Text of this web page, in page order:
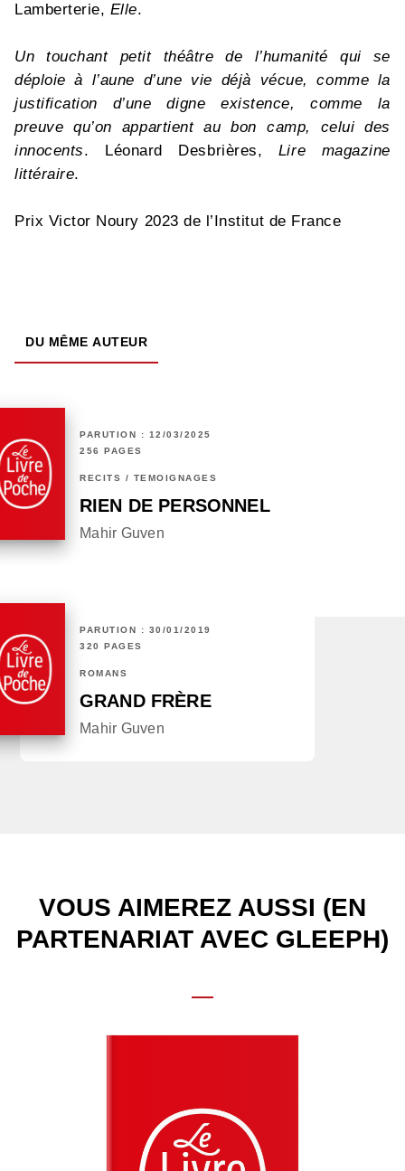
Lamberterie, Elle.
Un touchant petit théâtre de l’humanité qui se
déploie à l’aune d’une vie déjà vécue, comme la
justification d’une digne existence, comme la
preuve qu’on appartient au bon camp, celui des
innocents. Léonard Desbrières, Lire magazine
littéraire.
Prix Victor Noury 2023 de l’Institut de France
DU MÊME AUTEUR
PARUTION : 12/03/2025
256 PAGES
RÉCITS / TÉMOIGNAGES
RIEN DE PERSONNEL
Mahir Guven
PARUTION : 30/01/2019
320 PAGES
ROMANS
GRAND FRÈRE
Mahir Guven
VOUS AIMEREZ AUSSI (EN
PARTENARIAT AVEC GLEEPH)